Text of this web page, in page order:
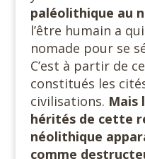
paléolithique au
l’être humain a
nomade pour se
C’est à partir de
constitués les
civilisations. Mais
hérités de cette
néolithique
comme